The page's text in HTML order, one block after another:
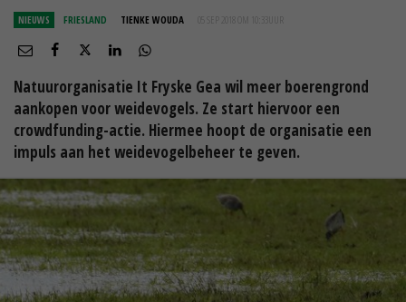
NIEUWS FRIESLAND TIENKE WOUDA 05 SEP 2018 OM 10:33
Natuurorganisatie It Fryske Gea wil meer boerengrond
aankopen voor weidevogels. Ze start hiervoor een
crowdfunding-actie. Hiermee hoopt de organisatie een
impuls aan het weidevogelbeheer te geven.